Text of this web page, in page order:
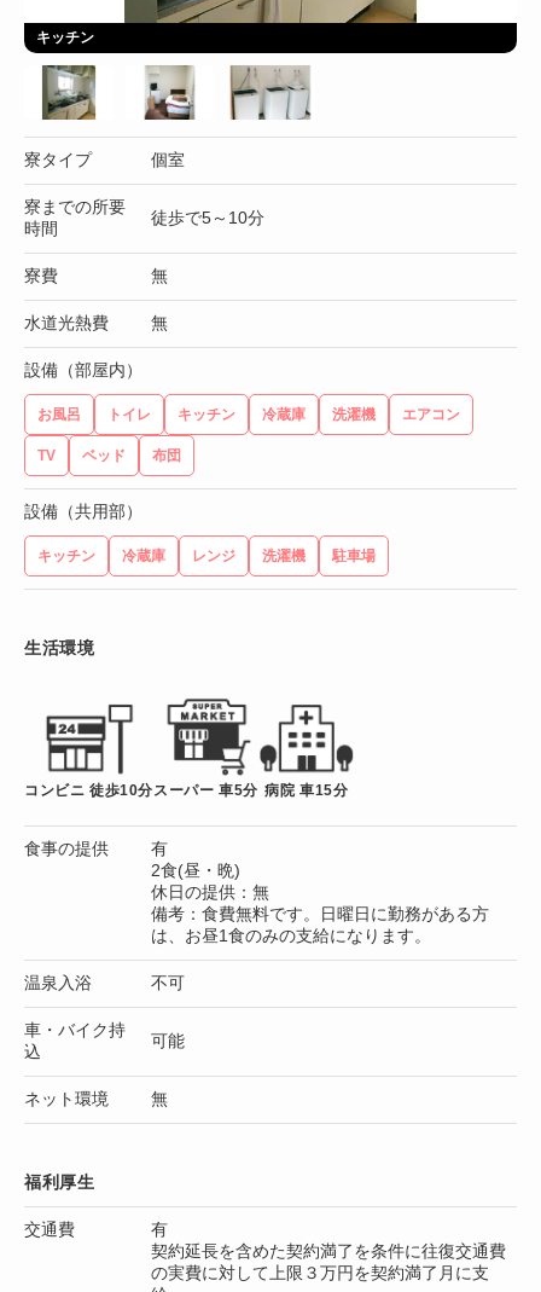
キッチン
寮タイプ 個室
寮までの所要
時間
徒歩で5～10分
寮費 無
水道光熱費 無
設備（部屋内）
お風呂 トイレ キッチン 冷蔵庫 洗濯機 エアコン
TV ベッド 布団
設備（共用部）
キッチン 冷蔵庫 レンジ 洗濯機 駐車場
生活環境
コンビニ 徒歩10分スーパー 車5分 病院 車15分
食事の提供
有
2食(昼・晩)
休日の提供：無
備考：食費無料です。日曜日に勤務がある方
は、お昼1食のみの支給になります。
温泉入浴 不可
車・バイク持
込
可能
ネット環境 無
福利厚生
交通費
有
契約延長を含めた契約満了を条件に往復交通費
の実費に対して上限３万円を契約満了月に支